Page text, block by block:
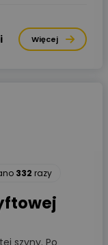
Więcej
332 razy